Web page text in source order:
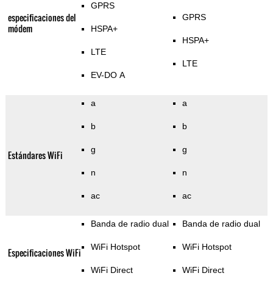
especificaciones del
módem
GPRS
HSPA+
LTE
EV-DO A
GPRS
HSPA+
LTE
Estándares WiFi
a
b
g
n
ac
a
b
g
n
ac
Especificaciones WiFi
Banda de radio dual
WiFi Hotspot
WiFi Direct
Banda de radio dual
WiFi Hotspot
WiFi Direct